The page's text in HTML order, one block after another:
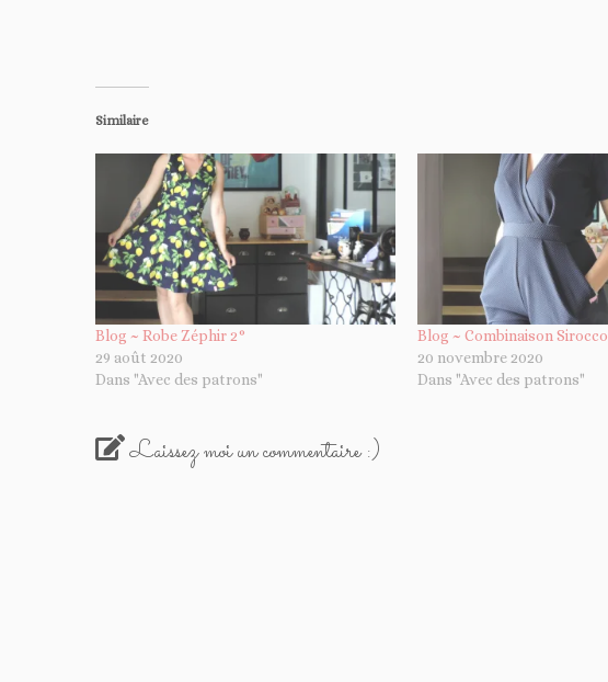
Similaire
Blog ~ Robe Zéphir 2°
29 août 2020
Dans "Avec des patrons"
Blog ~ Combinaison Sirocco
20 novembre 2020
Dans "Avec des patrons"
Laissez moi un commentaire :)